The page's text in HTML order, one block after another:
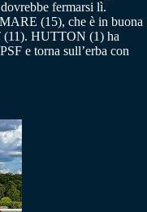
fermarsi lì.
(15), che è in buona
(11). HUTTON (1) ha
e torna sull’erba con